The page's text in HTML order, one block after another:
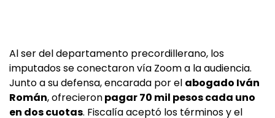
Al ser del departamento precordillerano, los
imputados se conectaron vía Zoom a la audiencia.
Junto a su defensa, encarada por el abogado Iván
Román, ofrecieronpagar 70 mil pesos cada uno
en dos cuotas. Fiscalía aceptó los términos y el